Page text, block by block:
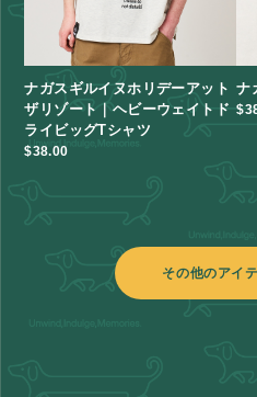
ナガスギルイヌホリデーアット
ザリゾート｜ヘビーウェイトド
ライビッグTシャツ
$‌38.00
ナ
その他のアイ